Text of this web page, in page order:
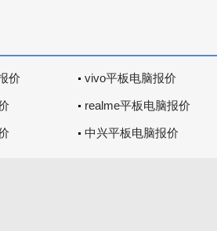
价 vivo平板电脑报价
realme平板电脑报价
中兴平板电脑报价